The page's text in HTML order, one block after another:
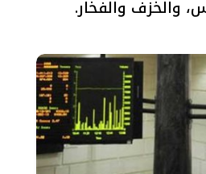
والخزف والفخار.